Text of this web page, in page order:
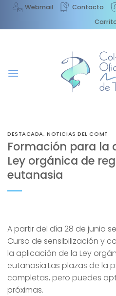
Saltar
contenido
Webmail Contacto
DESTACADA,NOTICIAS DEL COMT
Formación para la
Ley orgánica de
eutanasia
A partir del día 28 de junio
Curso de sensibilización y
la aplicación de la Ley
eutanasia.Las plazas de la
completas, pero puedes
próximas.